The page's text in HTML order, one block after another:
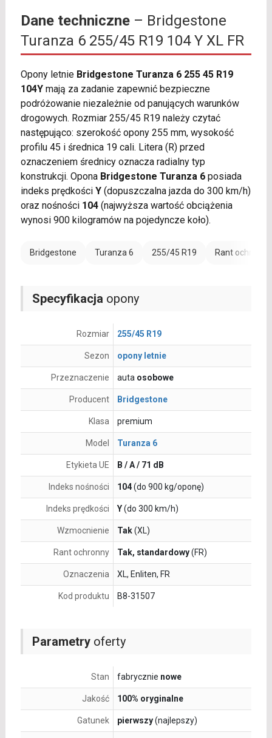
Dane techniczne– Bridgestone
Turanza 6 255/45 R19 104 Y XL FR
Opony letnie Bridgestone Turanza 6 255 45 R19
104Ymają za zadanie zapewnić bezpieczne
podróżowanie niezależnie od panujących warunków
drogowych. Rozmiar 255/45 R19 należy czytać
następująco: szerokość opony 255 mm, wysokość
profilu 45 i średnica 19 cali. Litera (R) przed
oznaczeniem średnicy oznacza radialny typ
konstrukcji. Opona Bridgestone Turanza 6posiada
indeks prędkości Y(dopuszczalna jazda do 300 km/h)
oraz nośności 104(najwyższa wartość obciążenia
wynosi 900 kilogramów na pojedyncze koło).
Bridgestone Turanza 6 255/45 R19 Rant ochronny
Parametryoferty
Stan fabrycznie nowe
Jakość 100% oryginalne
Gatunek pierwszy(najlepszy)
Specyfikacja opony
Rozmiar 255/45 R19
Sezon opony letnie
Przeznaczenie auta osobowe
Producent Bridgestone
Klasa premium
Model Turanza 6
Etykieta UE B / A / 71 dB
Indeks nośności 104(do 900 kg/oponę)
Indeks prędkości Y(do 300 km/h)
Wzmocnienie Tak(XL)
Rant ochronny Tak, standardowy(FR)
Oznaczenia XL, Enliten, FR
Kod produktu B8-31507